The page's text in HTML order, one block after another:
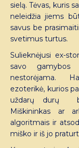
sielą. Tėvas, kuris
neleidžia jiems
savus be
svetimus turtus.
Sulieknėjusi ex-
savo
nestorėjama.
ezoterikė, kurios
uždarų durų
Miškininkas ar
algoritmais ir
miško ir iš jo